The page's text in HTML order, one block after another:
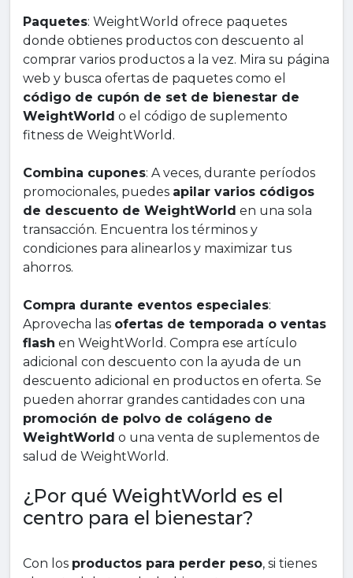
Paquetes: WeightWorld ofrece paquetes
donde obtienes productos con descuento al
comprar varios productos a la vez. Mira su página
web y busca ofertas de paquetes como el
código de cupón de set de bienestar de
WeightWorld o el código de suplemento
fitness de WeightWorld.
Combina cupones: A veces, durante períodos
promocionales, puedes apilar varios códigos
de descuento de WeightWorld en una sola
transacción. Encuentra los términos y
condiciones para alinearlos y maximizar tus
ahorros.
Compra durante eventos especiales:
Aprovecha las ofertas de temporada o ventas
flash en WeightWorld. Compra ese artículo
adicional con descuento con la ayuda de un
descuento adicional en productos en oferta. Se
pueden ahorrar grandes cantidades con una
promoción de polvo de colágeno de
WeightWorld o una venta de suplementos de
salud de WeightWorld.
¿Por qué WeightWorld es el
centro para el bienestar?
Con los productos para perder peso, si tienes